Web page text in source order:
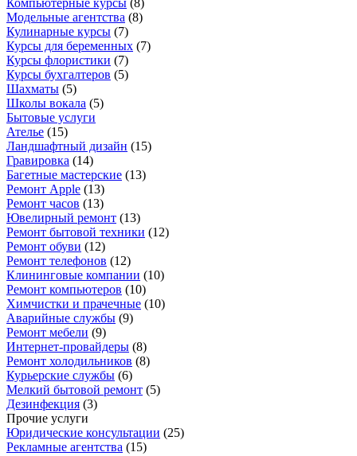
Компьютерные курсы (8)
Модельные агентства (8)
Кулинарные курсы (7)
Курсы для беременных (7)
Курсы флористики (7)
Курсы бухгалтеров (5)
Шахматы (5)
Школы вокала (5)
Бытовые услуги
Ателье (15)
Ландшафтный дизайн (15)
Гравировка (14)
Багетные мастерские (13)
Ремонт Apple (13)
Ремонт часов (13)
Ювелирный ремонт (13)
Ремонт бытовой техники (12)
Ремонт обуви (12)
Ремонт телефонов (12)
Клининговые компании (10)
Ремонт компьютеров (10)
Химчистки и прачечные (10)
Аварийные службы (9)
Ремонт мебели (9)
Интернет-провайдеры (8)
Ремонт холодильников (8)
Курьерские службы (6)
Мелкий бытовой ремонт (5)
Дезинфекция (3)
Прочие услуги
Юридические консультации (25)
Рекламные агентства (15)